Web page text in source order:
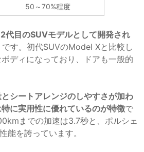
50～70%程度
2代目のSUVモデルとして開発され
です。初代SUVのModel Xと比較し
ディになっており、ドアも一般的
シートアレンジのしやすさが加わ
に実用性に優れているのが特徴で
までの加速は3.7秒と、ポルシェ
能を誇っています。